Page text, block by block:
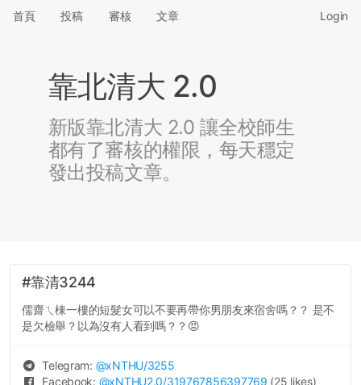
首頁 投稿 審核 文章 Login
靠北清大 2.0
新版靠北清大 2.0 讓全校師生
都有了審核的權限，每天穩定
發出投稿文章。
#靠清3244
儒齋ㄟ棟一樓的短髮女可以不要再帶你男朋友來宿舍嗎？？ 是不
是欠檢舉？以為沒有人看到嗎？？😡
Telegram: @xNTHU/3255
Facebook: @xNTHU2.0/319767856397769 (25 likes)